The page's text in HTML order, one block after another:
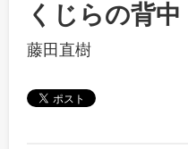
くじらの背中
藤田直樹